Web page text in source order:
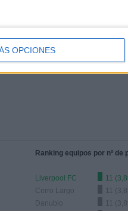
OPCIONES
Ranking equipos por nº de
Liverpool FC
11
Cerro Largo
11
Danubio
11